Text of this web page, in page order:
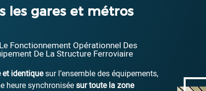
les gares et métros
Fonctionnement Opérationnel Des
De La Structure Ferroviaire
et identiquesur l’ensemble des équipements,
heure synchroniséesur toute la zone